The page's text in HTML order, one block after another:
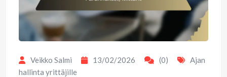
Veikko Salmi 13/02/2026 (0)
Ajan
hallinta yrittäjille